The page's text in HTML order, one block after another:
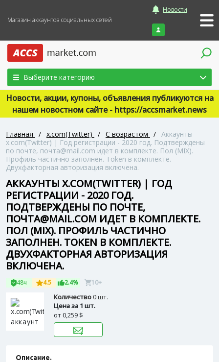
Магазин аккаунтов социальных сетей
Новости
Войти
Выберите категорию
Новости, акции, купоны, объявления публикуются на
нашем новостном сайте - https://accsmarket.news
Главная / x.com(Twitter) / С возрастом / Аккаунты
x.com(Twitter) | Год регистрации - 2020 год. Подтверждены
по почте, почта@mail.com идет в комплекте. Пол (MIX).
Профиль частично заполнен. Token в комплекте.
Двухфакторная авторизация включена.
АККАУНТЫ X.COM(TWITTER) | ГОД
РЕГИСТРАЦИИ - 2020 ГОД.
ПОДТВЕРЖДЕНЫ ПО ПОЧТЕ,
ПОЧТА@MAIL.COM ИДЕТ В КОМПЛЕКТЕ.
ПОЛ (MIX). ПРОФИЛЬ ЧАСТИЧНО
ЗАПОЛНЕН. TOKEN В КОМПЛЕКТЕ.
ДВУХФАКТОРНАЯ АВТОРИЗАЦИЯ
ВКЛЮЧЕНА.
48ч 4.5 2.4% 10+
Количество0 шт.
Цена за 1 шт.
от0,259 $
Описание.